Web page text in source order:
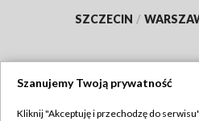
SZCZECIN /
Szanujemy Twoją prywatność
Kliknij "Akceptuję i przechodzę do